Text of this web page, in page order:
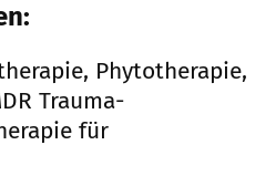
Phytotherapie,
Trauma-
für